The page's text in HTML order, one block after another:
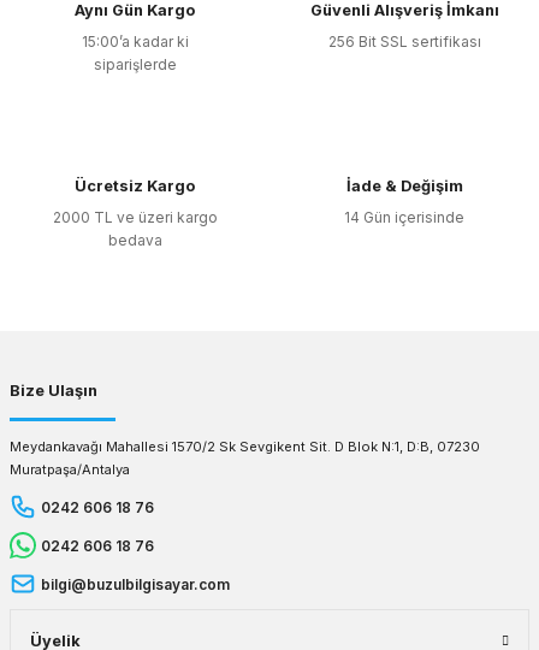
Aynı Gün Kargo
15:00’a kadar ki
siparişlerde
Güvenli Alışveriş İmkanı
256 Bit SSL sertifikası
Ücretsiz Kargo
2000 TL ve üzeri kargo
bedava
İade & Değişim
14 Gün içerisinde
Bize Ulaşın
Meydankavağı Mahallesi 1570/2 Sk Sevgikent Sit. D Blok N:1, D:B, 07230
Muratpaşa/Antalya
0242 606 18 76
0242 606 18 76
bilgi@buzulbilgisayar.com
Üyelik